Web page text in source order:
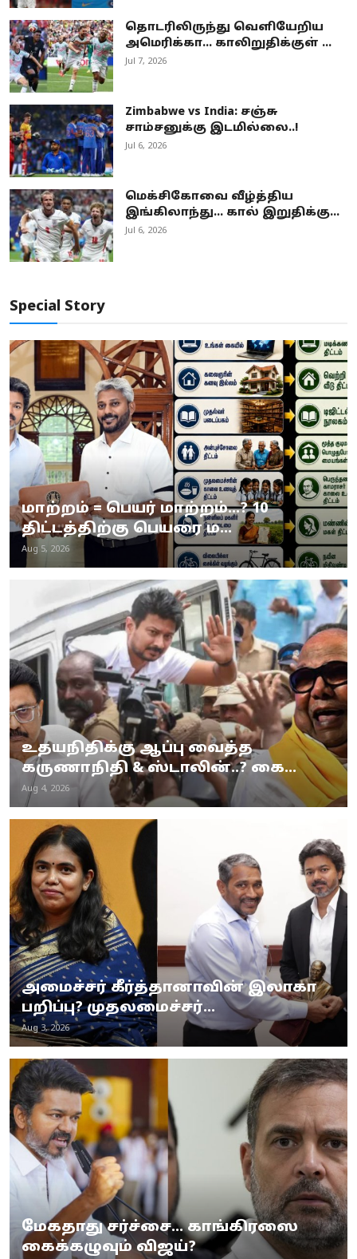
தொடரிலிருந்து வெளியேறிய
அமெரிக்கா… காலிறுதிக்குள் ...
Jul 7, 2026
Zimbabwe vs India: சஞ்சு
சாம்சனுக்கு இடமில்லை..!
Jul 6, 2026
மெக்சிகோவை வீழ்த்திய
இங்கிலாந்து... கால் இறுதிக்கு...
Jul 6, 2026
Special Story
மாற்றம் = பெயர் மாற்றம்…? 10
திட்டத்திற்கு பெயரை ம...
Aug 5, 2026
உதயநிதிக்கு ஆப்பு வைத்த
கருணாநிதி & ஸ்டாலின்..? கை...
Aug 4, 2026
அமைச்சர் கீர்த்தானாவின் இலாகா
பறிப்பு? முதலமைச்சர்...
Aug 3, 2026
மேகதாது சர்ச்சை... காங்கிரஸை
கைக்கழுவும் விஜய்?